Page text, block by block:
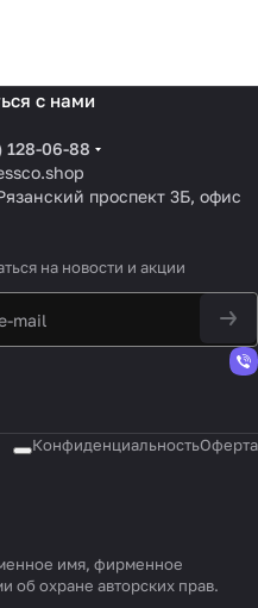
с нами
128-06-88
проспект 3Б, офис
на новости и акции
КонфиденциальностьОферта
имя, фирменное
об охране авторских прав.